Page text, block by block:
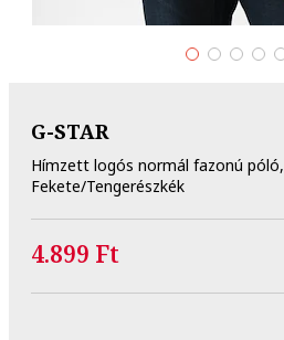
G-STAR
Hímzett logós normál fazonú póló,
Fekete/Tengerészkék
4.899 Ft